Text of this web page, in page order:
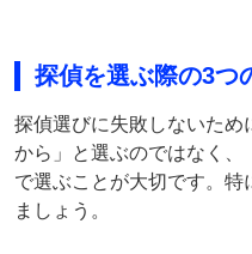
探偵を選ぶ際の3つ
探偵選びに失敗しないた
から」と選ぶのではなく、
で選ぶことが大切です。特
ましょう。